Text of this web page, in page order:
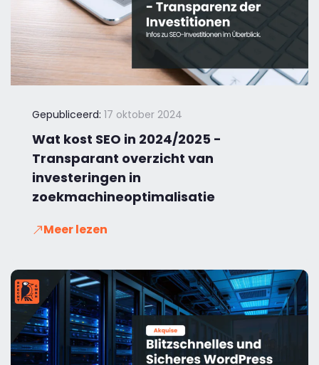
Gepubliceerd: 17 oktober 2024
Wat kost SEO in 2024/2025 -
Transparant overzicht van
investeringen in
zoekmachineoptimalisatie
Meer lezen